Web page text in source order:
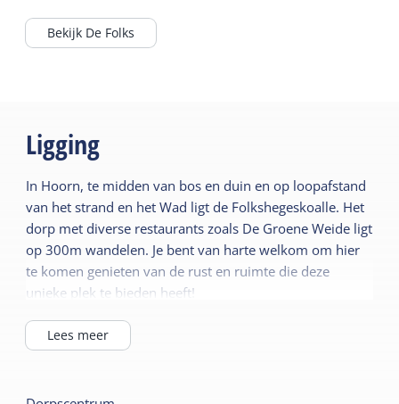
eigen douche en toilet, sommige hebben ook
een eigen keuken(tje)!
Bekijk De Folks
Ligging
In Hoorn, te midden van bos en duin en op loopafstand
van het strand en het Wad ligt de Folkshegeskoalle. Het
dorp met diverse restaurants zoals De Groene Weide ligt
op 300m wandelen. Je bent van harte welkom om hier
te komen genieten van de rust en ruimte die deze
unieke plek te bieden heeft!
Lees meer